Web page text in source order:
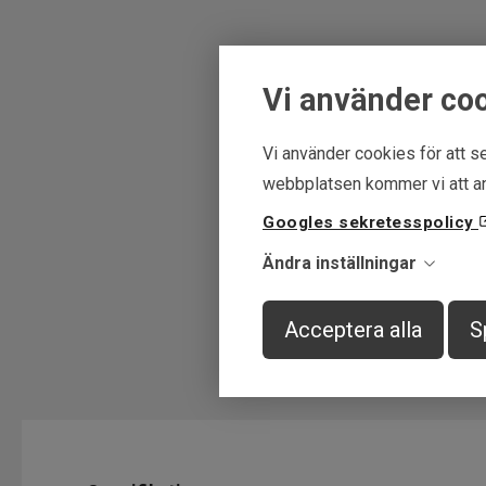
Vi använder
Vi använder cookies för att
webbplatsen kommer vi att
Googles sekretesspolicy
Ändra inställningar
Acceptera alla